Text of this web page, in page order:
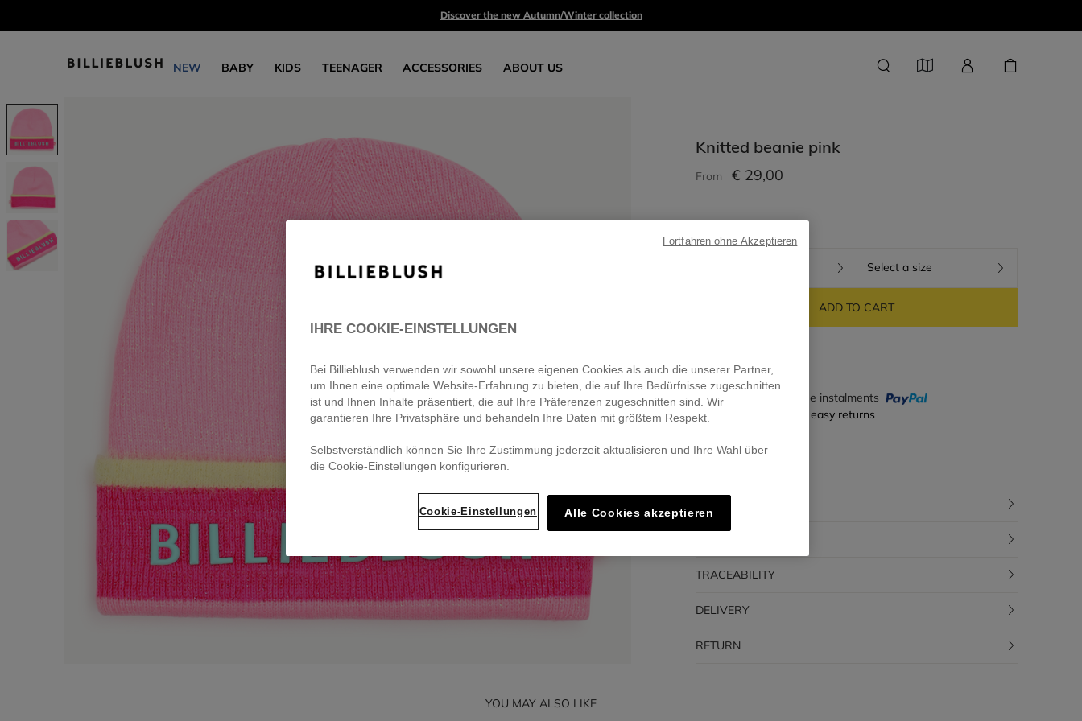
Discover the new Autumn/Winter collection
NEW BABY KIDS TEENAGER ACCESSORIES ABOUT US
Knitted beanie pink
From € 29,00
Select a size
ADD TO CART
Pay in 4 interest-free instalments
🔒 Secure payment & easy returns
TRACEABILITY
DELIVERY
RETURN
YOU MAY ALSO LIKE
IHRE COOKIE-EINSTELLUNGEN
Bei Billieblush verwenden wir sowohl unsere eigenen Cookies als auch die unserer Partner,
um Ihnen eine optimale Website-Erfahrung zu bieten, die auf Ihre Bedürfnisse zugeschnitten
ist und Ihnen Inhalte präsentiert, die auf Ihre Präferenzen zugeschnitten sind. Wir
garantieren Ihre Privatsphäre und behandeln Ihre Daten mit größtem Respekt.
Selbstverständlich können Sie Ihre Zustimmung jederzeit aktualisieren und Ihre Wahl über
die Cookie-Einstellungen konfigurieren.
Cookie-Einstellungen Alle Cookies akzeptieren
Fortfahren ohne Akzeptieren